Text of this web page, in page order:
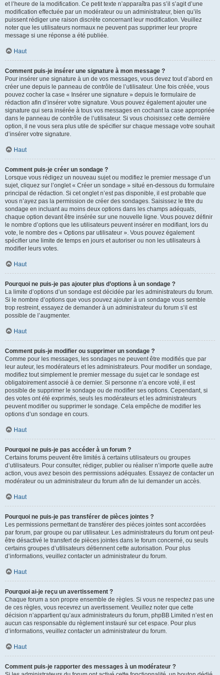
et l’heure de la modification. Ce petit texte n’apparaîtra pas s’il s’agit d’une
modification effectuée par un modérateur ou un administrateur, bien qu’ils
puissent rédiger une raison discrète concernant leur modification. Veuillez
noter que les utilisateurs normaux ne peuvent pas supprimer leur propre
message si une réponse a été publiée.
Haut
Comment puis-je insérer une signature à mon message ?
Pour insérer une signature à un de vos messages, vous devez tout d’abord en
créer une depuis le panneau de contrôle de l’utilisateur. Une fois créée, vous
pouvez cocher la case « Insérer une signature » depuis le formulaire de
rédaction afin d’insérer votre signature. Vous pouvez également ajouter une
signature qui sera insérée à tous vos messages en cochant la case appropriée
dans le panneau de contrôle de l’utilisateur. Si vous choisissez cette dernière
option, il ne vous sera plus utile de spécifier sur chaque message votre souhait
d’insérer votre signature.
Haut
Comment puis-je créer un sondage ?
Lorsque vous rédigez un nouveau sujet ou modifiez le premier message d’un
sujet, cliquez sur l’onglet « Créer un sondage » situé en-dessous du formulaire
principal de rédaction. Si cet onglet n’est pas disponible, il est probable que
vous n’ayez pas la permission de créer des sondages. Saisissez le titre du
sondage en incluant au moins deux options dans les champs adéquats,
chaque option devant être insérée sur une nouvelle ligne. Vous pouvez définir
le nombre d’options que les utilisateurs peuvent insérer en modifiant, lors du
vote, le nombre des « Options par utilisateur ». Vous pouvez également
spécifier une limite de temps en jours et autoriser ou non les utilisateurs à
modifier leurs votes.
Haut
Pourquoi ne puis-je pas ajouter plus d’options à un sondage ?
La limite d’options d’un sondage est décidée par les administrateurs du forum.
Si le nombre d’options que vous pouvez ajouter à un sondage vous semble
trop restreint, essayez de demander à un administrateur du forum s’il est
possible de l’augmenter.
Haut
Comment puis-je modifier ou supprimer un sondage ?
Comme pour les messages, les sondages ne peuvent être modifiés que par
leur auteur, les modérateurs et les administrateurs. Pour modifier un sondage,
modifiez tout simplement le premier message du sujet car le sondage est
obligatoirement associé à ce dernier. Si personne n’a encore voté, il est
possible de supprimer le sondage ou de modifier ses options. Cependant, si
des votes ont été exprimés, seuls les modérateurs et les administrateurs
peuvent modifier ou supprimer le sondage. Cela empêche de modifier les
options d’un sondage en cours.
Haut
Pourquoi ne puis-je pas accéder à un forum ?
Certains forums peuvent être limités à certains utilisateurs ou groupes
d’utilisateurs. Pour consulter, rédiger, publier ou réaliser n’importe quelle autre
action, vous avez besoin des permissions adéquates. Essayez de contacter un
modérateur ou un administrateur du forum afin de lui demander un accès.
Haut
Pourquoi ne puis-je pas transférer de pièces jointes ?
Les permissions permettant de transférer des pièces jointes sont accordées
par forum, par groupe ou par utilisateur. Les administrateurs du forum ont peut-
être désactivé le transfert de pièces jointes dans le forum concerné, ou seuls
certains groupes d’utilisateurs détiennent cette autorisation. Pour plus
d’informations, veuillez contacter un administrateur du forum.
Haut
Pourquoi ai-je reçu un avertissement ?
Chaque forum a son propre ensemble de règles. Si vous ne respectez pas une
de ces règles, vous recevrez un avertissement. Veuillez noter que cette
décision n’appartient qu’aux administrateurs du forum, phpBB Limited n’est en
aucun cas responsable du règlement instauré sur cet espace. Pour plus
d’informations, veuillez contacter un administrateur du forum.
Haut
Comment puis-je rapporter des messages à un modérateur ?